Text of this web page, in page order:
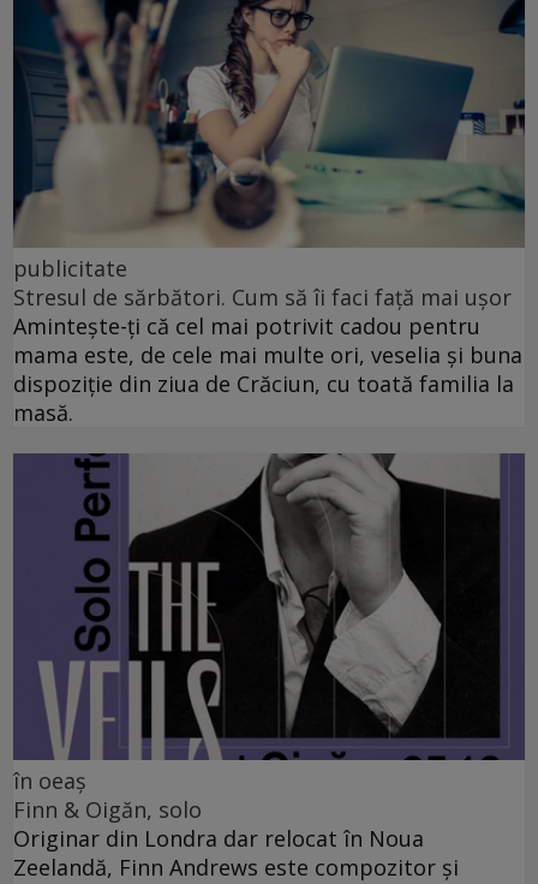
publicitate
Stresul de sărbători. Cum să îi faci față mai ușor
Amintește-ți că cel mai potrivit cadou pentru
mama este, de cele mai multe ori, veselia și buna
dispoziție din ziua de Crăciun, cu toată familia la
masă.
în oeaș
Finn & Oigăn, solo
Originar din Londra dar relocat în Noua
Zeelandă, Finn Andrews este compozitor și